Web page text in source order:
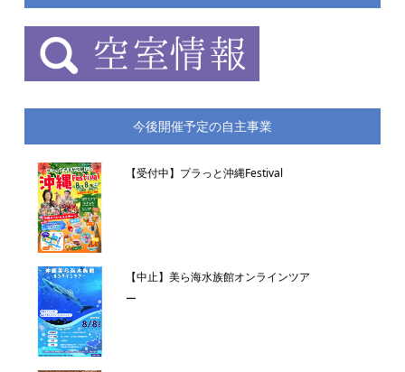
今後開催予定の自主事業
【受付中】プラっと沖縄Festival
【中止】美ら海水族館オンラインツア
ー